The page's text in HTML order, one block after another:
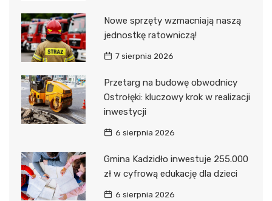
Nowe sprzęty wzmacniają naszą
jednostkę ratowniczą!
7 sierpnia 2026
Przetarg na budowę obwodnicy
Ostrołęki: kluczowy krok w realizacji
inwestycji
6 sierpnia 2026
Gmina Kadzidło inwestuje 255.000
zł w cyfrową edukację dla dzieci
6 sierpnia 2026